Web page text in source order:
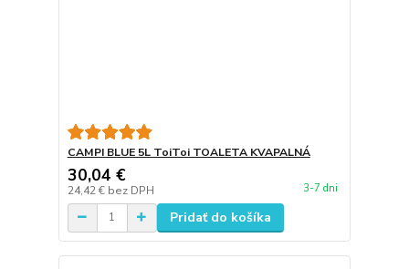
CAMPI BLUE 5L ToiToi TOALETA KVAPALNÁ
30,04 €
24,42 € bez DPH 3-7 dni
Pridať do košíka